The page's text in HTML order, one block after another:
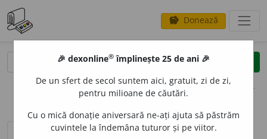
savings Donează
clear
opțiuni
definiții (1)
🎉 dexonline® împlinește 25 de ani 🎉
De un sfert de secol suntem aici, gratuit, zi de zi,
pentru milioane de căutări.
Cu o mică donație aniversară ne-ați ajuta să păstrăm
cuvintele la îndemâna tuturor și pe viitor.